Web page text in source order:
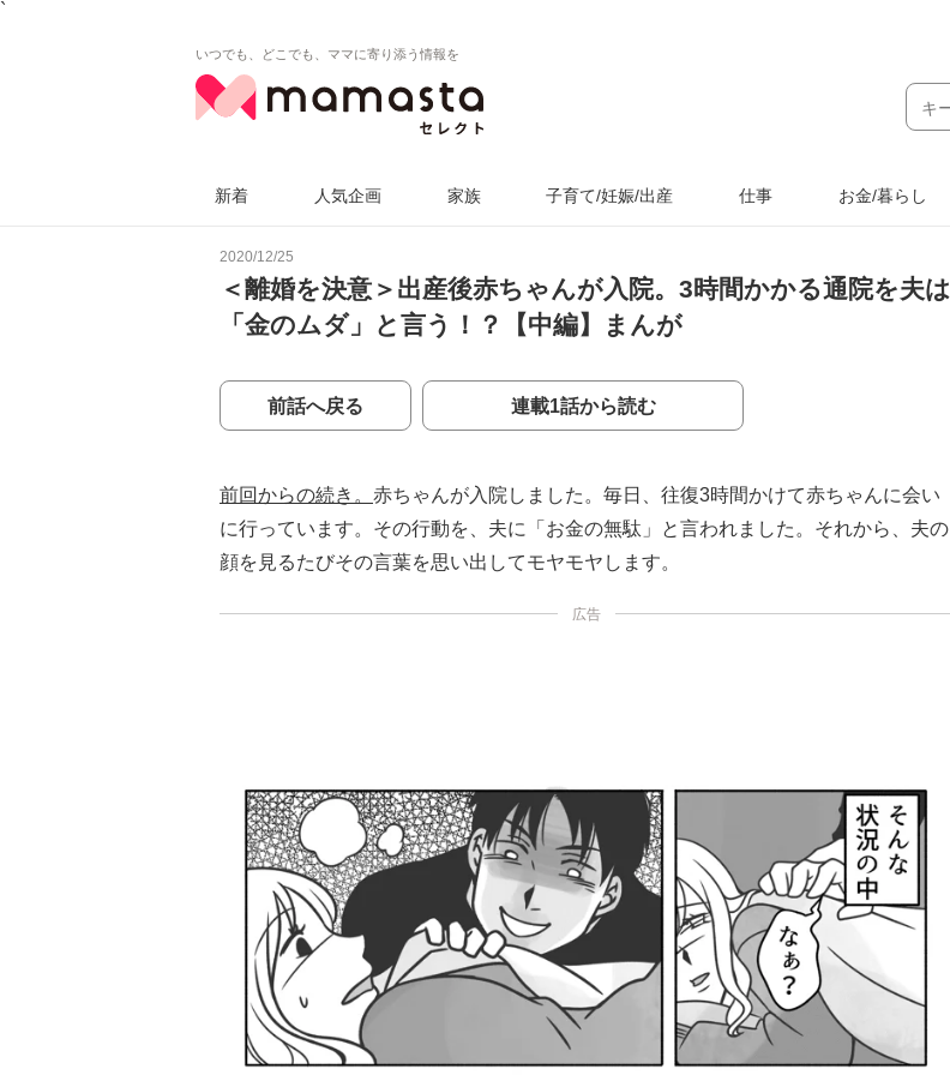
`
いつでも、どこでも、ママに寄り添う情報を
新着 人気企画 家族 子育て/妊娠/出産 仕事 お金/暮らし
2020/12/25
＜離婚を決意＞出産後赤ちゃんが入院。3時間かかる通院を夫は
「金のムダ」と言う！？【中編】まんが
前話へ戻る 連載1話から読む
前回からの続き。 赤ちゃんが入院しました。毎日、往復3時間かけて赤ちゃんに会い
に行っています。その行動を、夫に「お金の無駄」と言われました。それから、夫の
顔を見るたびその言葉を思い出してモヤモヤします。
広告